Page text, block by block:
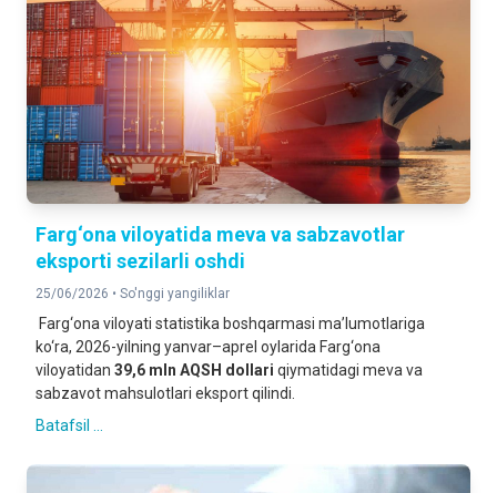
Farg‘ona viloyatida meva va sabzavotlar
eksporti sezilarli oshdi
25/06/2026 • So'nggi yangiliklar
Farg‘ona viloyati statistika boshqarmasi ma’lumotlariga
ko‘ra, 2026-yilning yanvar–aprel oylarida Farg‘ona
viloyatidan 39,6 mln AQSH dollari qiymatidagi meva va
sabzavot mahsulotlari eksport qilindi.
Batafsil ...